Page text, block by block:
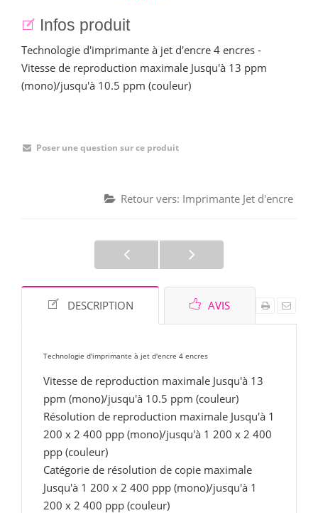
Infos produit
Technologie d'imprimante à jet d'encre 4 encres -
Vitesse de reproduction maximale Jusqu'à 13 ppm
(mono)/jusqu'à 10.5 ppm (couleur)
Poser une question sur ce produit
Retour vers: Imprimante Jet d'encre
DESCRIPTION AVIS
Technologie d'imprimante à jet d'encre 4 encres
Vitesse de reproduction maximale Jusqu'à 13
ppm (mono)/jusqu'à 10.5 ppm (couleur)
Résolution de reproduction maximale Jusqu'à 1
200 x 2 400 ppp (mono)/jusqu'à 1 200 x 2 400
ppp (couleur)
Catégorie de résolution de copie maximale
Jusqu'à 1 200 x 2 400 ppp (mono)/jusqu'à 1
200 x 2 400 ppp (couleur)